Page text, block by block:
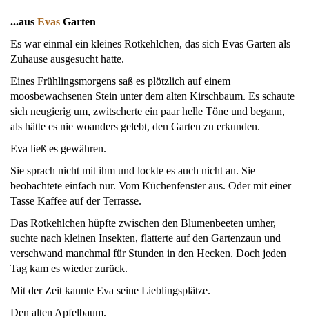
...aus Evas Garten
Es war einmal ein kleines Rotkehlchen, das sich Evas Garten als
Zuhause ausgesucht hatte.
Eines Frühlingsmorgens saß es plötzlich auf einem
moosbewachsenen Stein unter dem alten Kirschbaum. Es schaute
sich neugierig um, zwitscherte ein paar helle Töne und begann,
als hätte es nie woanders gelebt, den Garten zu erkunden.
Eva ließ es gewähren.
Sie sprach nicht mit ihm und lockte es auch nicht an. Sie
beobachtete einfach nur. Vom Küchenfenster aus. Oder mit einer
Tasse Kaffee auf der Terrasse.
Das Rotkehlchen hüpfte zwischen den Blumenbeeten umher,
suchte nach kleinen Insekten, flatterte auf den Gartenzaun und
verschwand manchmal für Stunden in den Hecken. Doch jeden
Tag kam es wieder zurück.
Mit der Zeit kannte Eva seine Lieblingsplätze.
Den alten Apfelbaum.